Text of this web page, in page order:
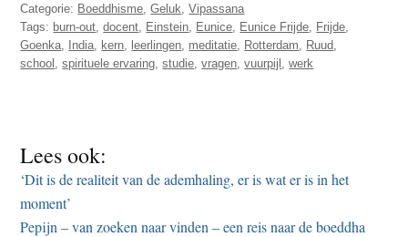
Categorie: Boeddhisme ,Geluk ,Vipassana
Tags: burn-out ,docent Einstein Eunice Eunice Frijde Frijde
Goenka India kern leerlingen meditatie Rotterdam Ruud
school ,spirituele ervaring ,studie ,vragen ,vuurpijl ,werk
Lees ook:
‘Dit is de realiteit van de ademhaling, er is wat er is in het
moment’
Pepijn – van zoeken naar vinden – een reis naar de boeddha